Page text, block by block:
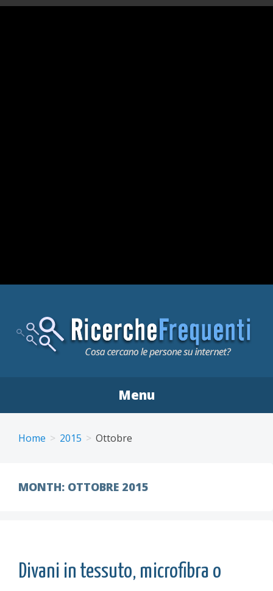
Menu
Home 2015 Ottobre
MONTH: OTTOBRE 2015
Divani in tessuto, microfibra o